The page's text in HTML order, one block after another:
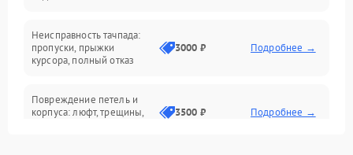
Сеть и интернет
Неисправность тачпада:
пропуски, прыжки
курсора, полный отказ
3000 ₽ Подробнее →
Повреждение петель и
корпуса: люфт, трещины,
3500 ₽ Подробнее →